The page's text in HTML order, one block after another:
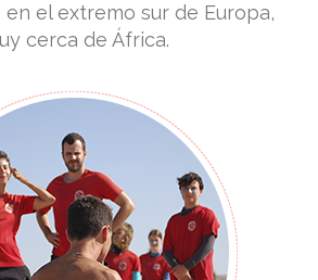
el extremo sur de Europa,
cerca de África.